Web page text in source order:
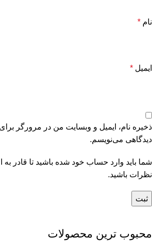
نام *
ایمیل *
ذخیره نام، ایمیل و وبسایت من در مرورگر
دیدگاهی می‌نویسم.
شما باید وارد حساب خود شده باشید تا قادر به
نظرات باشید.
محبوب ترین محصولات